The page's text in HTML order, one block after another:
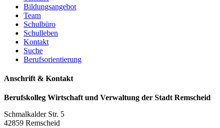
Bildungsangebot
Team
Schulbüro
Schulleben
Kontakt
Suche
Berufsorientierung
Anschrift & Kontakt
Berufskolleg Wirtschaft und Verwaltung der Stadt Remscheid
Schmalkalder Str. 5
42859 Remscheid